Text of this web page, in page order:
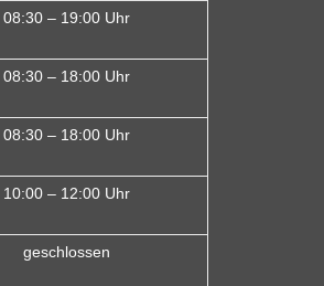
08:30 – 19:00 Uhr
08:30 – 18:00 Uhr
08:30 – 18:00 Uhr
10:00 – 12:00 Uhr
geschlossen